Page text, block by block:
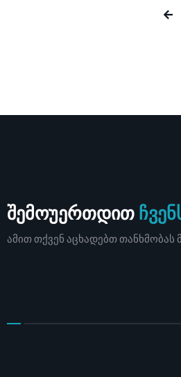
შემოუერთდით
ამით თქვენ აცხადებთ